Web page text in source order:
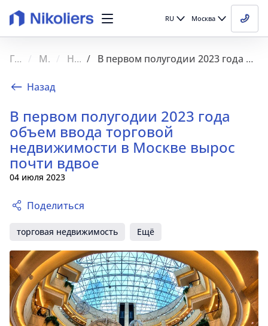
RU Москва
Главная Медиа Новости В первом полугодии 2023 года объем ввода торговой недвижимости в Москве вырос почти вдвое
Назад
В первом полугодии 2023 года
объем ввода торговой
недвижимости в Москве вырос
почти вдвое
04 июля 2023
Поделиться
торговая недвижимость Ещё